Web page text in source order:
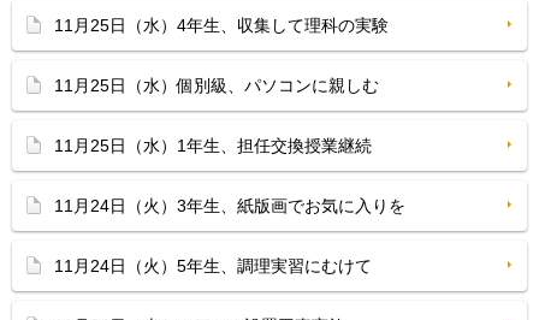
11月25日（水）4年生、収集して理科の実験
11月25日（水）個別級、パソコンに親しむ
11月25日（水）1年生、担任交換授業継続
11月24日（火）3年生、紙版画でお気に入りを
11月24日（火）5年生、調理実習にむけて